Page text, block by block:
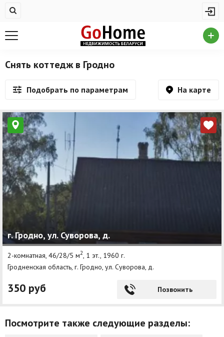
Недвижимость в Гродно
На сутки
Новостройки
Дома/коттеджи/участки
Комерческая недвижимость
Недвижимость в Гродно
Продажа коммерческой недвижимости
Аренда коммерческой недвижимости
Другие разделы
Новости
Грузовое такси
Снять коттедж в Гродно
Подобрать по параметрам На карте
г. Гродно, ул. Суворова, д.
2-комнатная, 46/28/5 м2 , 1 эт., 1960 г.
Гродненская область, г. Гродно, ул. Суворова, д.
350 руб Позвонить
Посмотрите также следующие разделы: